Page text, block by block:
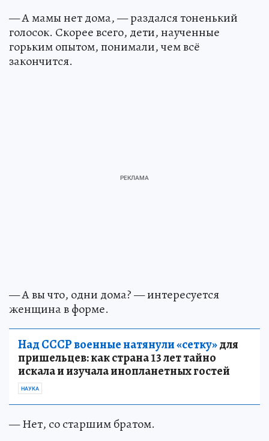
— А мамы нет дома, — раздался тоненький
голосок. Скорее всего, дети, наученные
горьким опытом, понимали, чем всё
закончится.
— А вы что, одни дома? — интересуется
женщина в форме.
Над СССР военные натянули «сетку»для
пришельцев: как страна 13 лет тайно
искала и изучала инопланетных гостей
НАУКА
— Нет, со старшим братом.